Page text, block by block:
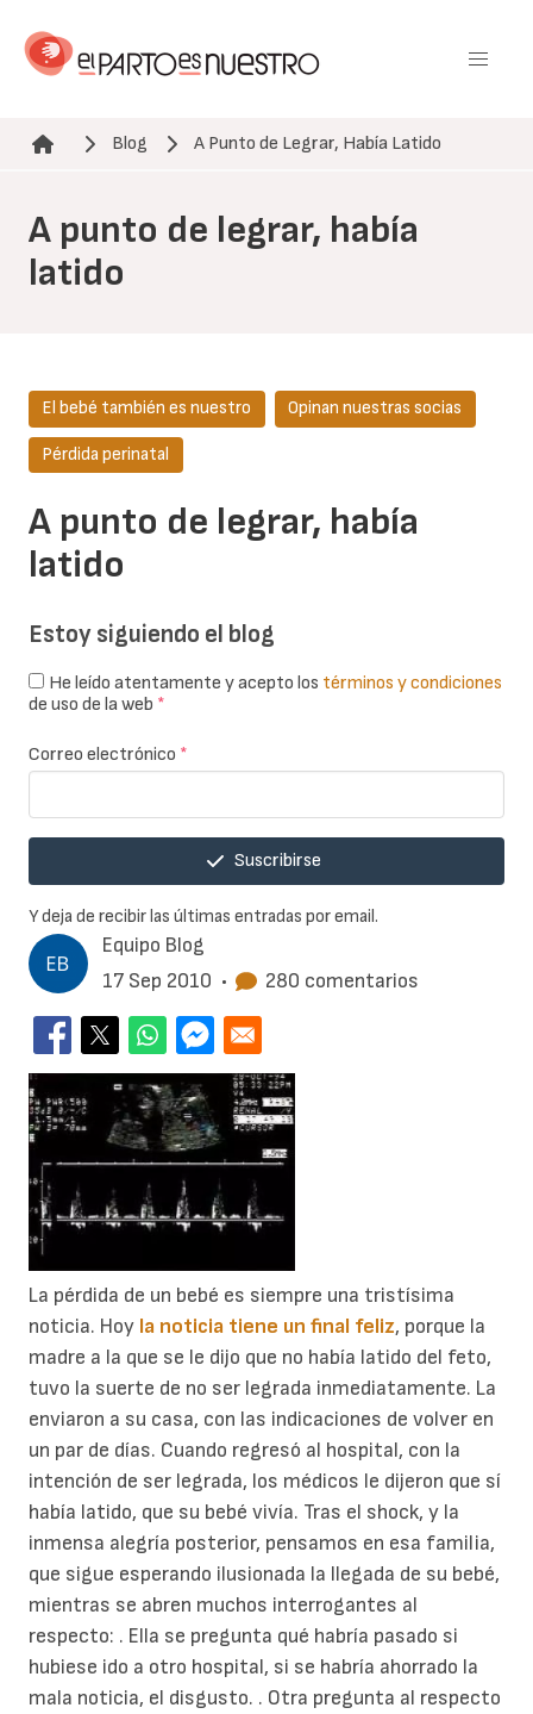
contenido
Ruta de navegación
Blog A Punto de Legrar, Había Latido
A punto de legrar, había
latido
Equipo Blog
17 Sep 2010 • 280 comentarios
A punto de legrar, había
latido
El bebé también es nuestro Opinan nuestras socias
Pérdida perinatal
La pérdida de un bebé es siempre una tristísima
noticia. Hoy la noticia tiene un final feliz, porque la
madre a la que se le dijo que no había latido del feto,
tuvo la suerte de no ser legrada inmediatamente. La
enviaron a su casa, con las indicaciones de volver en
un par de días. Cuando regresó al hospital, con la
intención de ser legrada, los médicos le dijeron que sí
había latido, que su bebé vivía. Tras el shock, y la
inmensa alegría posterior, pensamos en esa familia,
que sigue esperando ilusionada la llegada de su bebé,
mientras se abren muchos interrogantes al
respecto: . Ella se pregunta qué habría pasado si
hubiese ido a otro hospital, si se habría ahorrado la
mala noticia, el disgusto. . Otra pregunta al respecto
Estoy siguiendo el blog
He leído atentamente y acepto los términos y condiciones
de uso de la web *
Correo electrónico *
Suscribirse
Y deja de recibir las últimas entradas por email.